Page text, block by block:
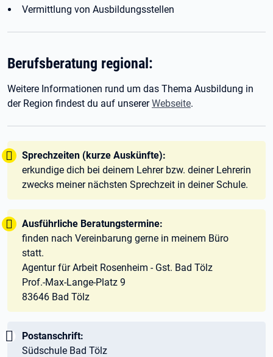
Vermittlung von Ausbildungsstellen
Berufsberatung regional:
Weitere Informationen rund um das Thema Ausbildung in
der Region findest du auf unsererWebseite.
Tipp:
Sprechzeiten (kurze Auskünfte):
erkundige dich bei deinem Lehrer bzw. deiner Lehrerin
zwecks meiner nächsten Sprechzeit in deiner Schule.
Tipp:
Ausführliche Beratungstermine:
finden nach Vereinbarung gerne in meinem Büro
statt.
Agentur für Arbeit Rosenheim - Gst. Bad Tölz
Prof.-Max-Lange-Platz 9
83646 Bad Tölz
Wichtig:
Postanschrift:
Südschule Bad Tölz